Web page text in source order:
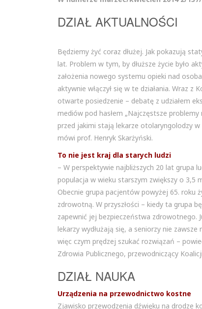
DZIAŁ AKTUALNOŚCI
Będziemy żyć coraz dłużej. Jak pokazują
lat. Problem w tym, by dłuższe życie było
założenia nowego systemu opieki nad
aktywnie włączył się w te działania. Wraz z
otwarte posiedzenie – debatę z udziałem
mediów pod hasłem „Najczęstsze
przed jakimi stają lekarze otolaryngolodzy
mówi prof. Henryk Skarżyński.
To nie jest kraj dla starych ludzi
– W perspektywie najbliższych 20 lat grupa
populacja w wieku starszym zwiększy o 3,5
Obecnie grupa pacjentów powyżej 65. roku
zdrowotną. W przyszłości – kiedy ta grupa
zapewnić jej bezpieczeństwa zdrowotnego.
lekarzy wydłużają się, a seniorzy nie
więc czym prędzej szukać rozwiązań –
Zdrowia Publicznego, przewodniczący
DZIAŁ NAUKA
Urządzenia na przewodnictwo kostne
Zjawisko przewodzenia dźwięku na drodze